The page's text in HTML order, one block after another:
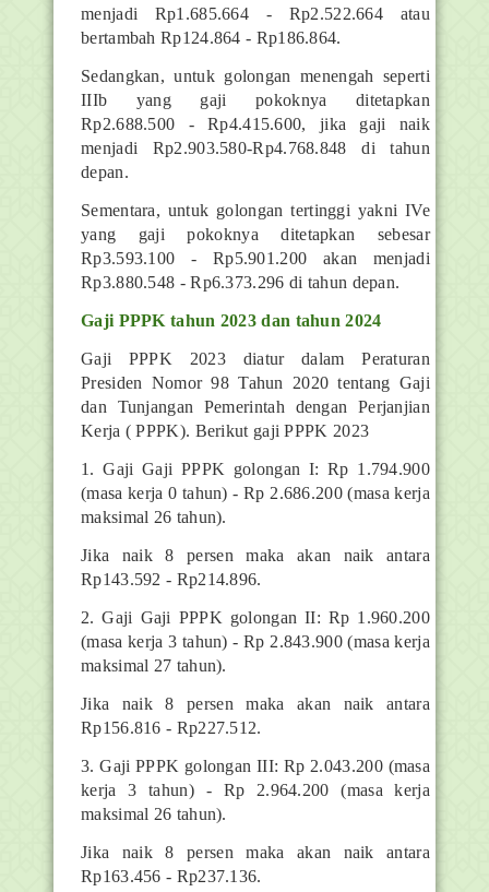
menjadi Rp1.685.664 - Rp2.522.664 atau
bertambah Rp124.864 - Rp186.864.
Sedangkan, untuk golongan menengah seperti
IIIb yang gaji pokoknya ditetapkan
Rp2.688.500 - Rp4.415.600, jika gaji naik
menjadi Rp2.903.580-Rp4.768.848 di tahun
depan.
Sementara, untuk golongan tertinggi yakni IVe
yang gaji pokoknya ditetapkan sebesar
Rp3.593.100 - Rp5.901.200 akan menjadi
Rp3.880.548 - Rp6.373.296 di tahun depan.
Gaji PPPK tahun 2023 dan tahun 2024
Gaji PPPK 2023 diatur dalam Peraturan
Presiden Nomor 98 Tahun 2020 tentang Gaji
dan Tunjangan Pemerintah dengan Perjanjian
Kerja ( PPPK). Berikut gaji PPPK 2023
1. Gaji Gaji PPPK golongan I: Rp 1.794.900
(masa kerja 0 tahun) - Rp 2.686.200 (masa kerja
maksimal 26 tahun).
Jika naik 8 persen maka akan naik antara
Rp143.592 - Rp214.896.
2. Gaji Gaji PPPK golongan II: Rp 1.960.200
(masa kerja 3 tahun) - Rp 2.843.900 (masa kerja
maksimal 27 tahun).
Jika naik 8 persen maka akan naik antara
Rp156.816 - Rp227.512.
3. Gaji PPPK golongan III: Rp 2.043.200 (masa
kerja 3 tahun) - Rp 2.964.200 (masa kerja
maksimal 26 tahun).
Jika naik 8 persen maka akan naik antara
Rp163.456 - Rp237.136.